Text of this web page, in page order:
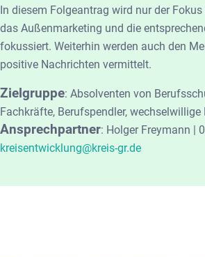
In diesem Folgeantrag wird nur der
das Außenmarketing und die
fokussiert. Weiterhin werden auch den
positive Nachrichten vermittelt.
Zielgruppe: Absolventen von
Fachkräfte, Berufspendler,
Ansprechpartner: Holger Freymann |
kreisentwicklung@kreis-gr.de